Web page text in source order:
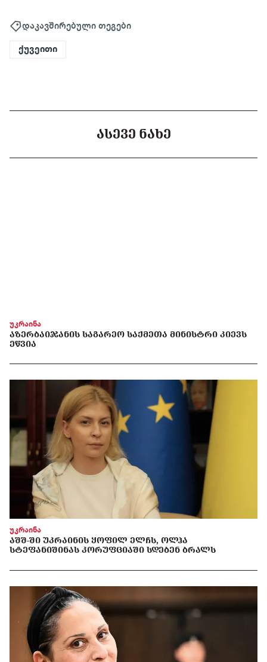
დაკავშირებული თეგები
ქუვეითი
ᲐᲡᲔᲕᲔ ᲜᲐᲮᲔ
უკრაინა
ᲐᲖᲔᲠᲑᲐᲘᲯᲐᲜᲘᲡ ᲡᲐᲒᲐᲠᲔᲝ ᲡᲐᲥᲛᲔᲗᲐ ᲛᲘᲜᲘᲡᲢᲠᲘ ᲙᲘᲔᲕᲡ
ᲔᲬᲕᲘᲐ
უკრაინა
ᲐᲨᲨ-ᲨᲘ ᲣᲙᲠᲐᲘᲜᲘᲡ ᲧᲝᲤᲘᲚ ᲔᲚᲩᲡ, ᲝᲚᲰᲐ
ᲡᲢᲔᲤᲐᲜᲘᲨᲘᲜᲐᲡ ᲙᲝᲠᲣᲤᲪᲘᲐᲨᲘ ᲡᲓᲔᲑᲔᲜ ᲑᲠᲐᲚᲡ